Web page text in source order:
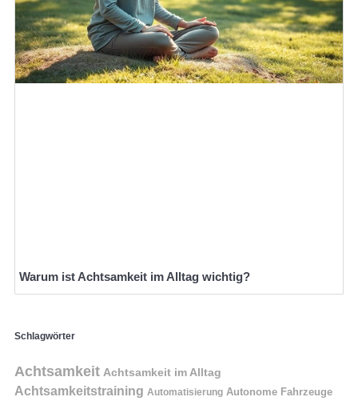
Warum ist Achtsamkeit im Alltag wichtig?
Schlagwörter
Achtsamkeit Achtsamkeit im Alltag
Achtsamkeitstraining Automatisierung Autonome Fahrzeuge